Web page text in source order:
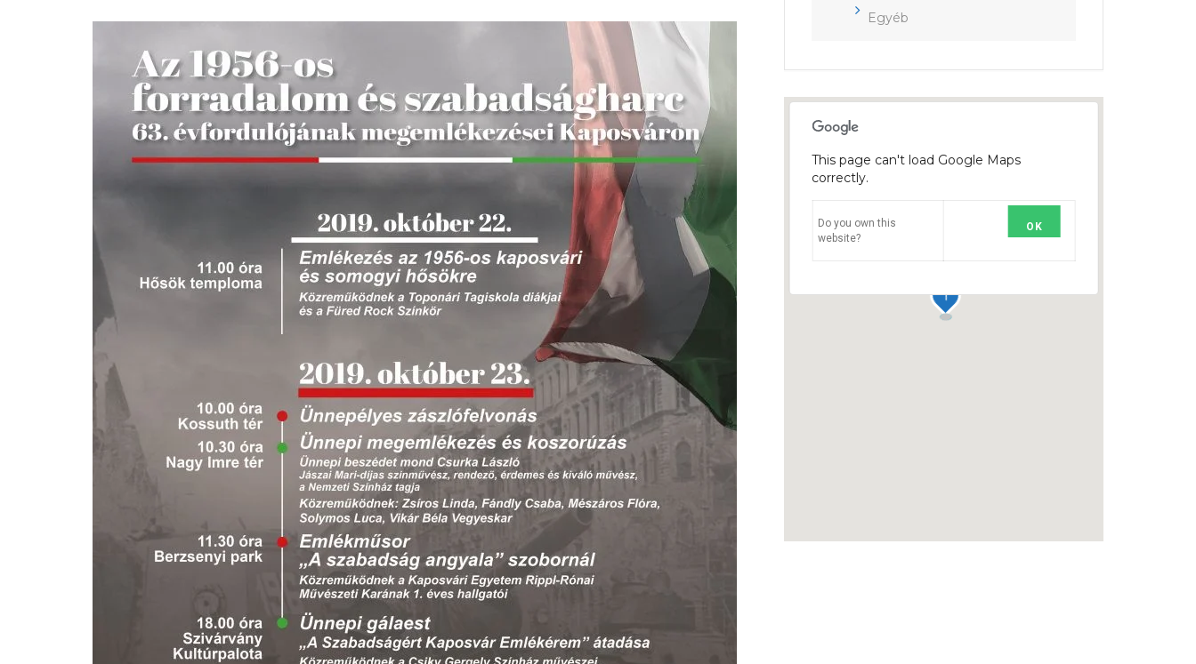
Egyéb
1
This page can't load Google Maps
correctly.
Do you own this
website?
OK